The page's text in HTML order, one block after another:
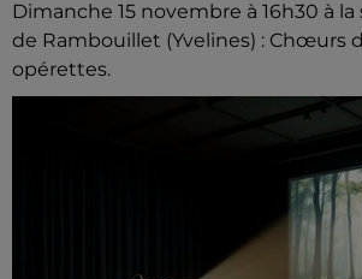
Dimanche 15 novembre à 16h30 à
de Rambouillet (Yvelines) : Chœurs
opérettes.